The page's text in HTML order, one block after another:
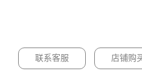
联系客服 店铺购